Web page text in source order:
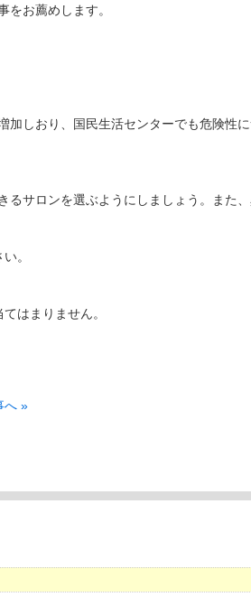
をお薦めします。
加しおり、国民生活センターでも危険性
るサロンを選ぶようにしましょう。また
。
はまりません。
へ »